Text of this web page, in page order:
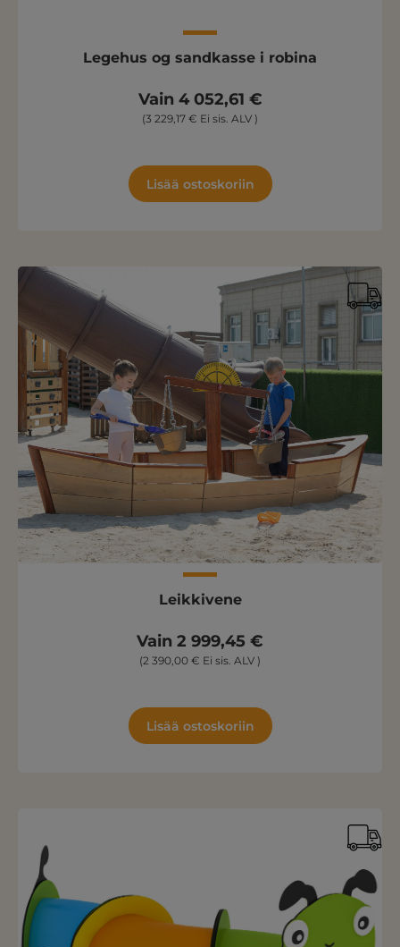
Legehus og sandkasse i robina
Vain 4 052,61 €
(3 229,17 € Ei sis. ALV )
Lisää ostoskoriin
Leikkivene
Vain 2 999,45 €
(2 390,00 € Ei sis. ALV )
Lisää ostoskoriin